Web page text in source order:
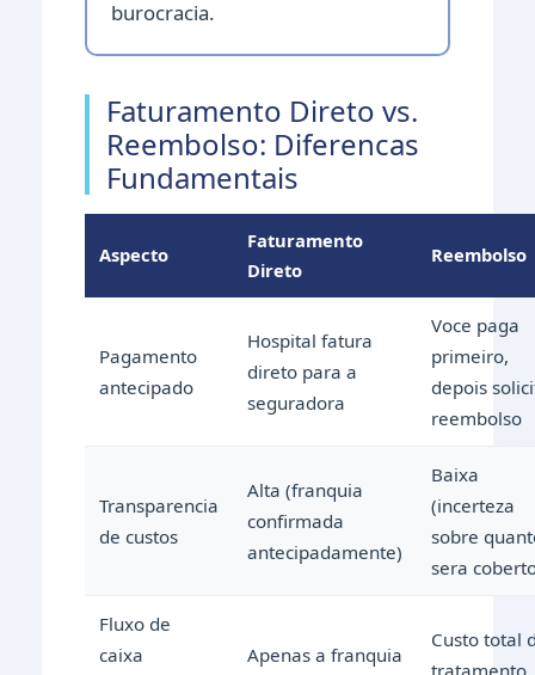
burocracia.
Faturamento Direto vs.
Reembolso: Diferencas
Fundamentais
Aspecto
Faturamento
Direto
Reembolso
Pagamento
antecipado
Hospital fatura
direto para a
seguradora
Voce paga
primeiro,
depois
reembolso
Transparencia
de custos
Alta (franquia
confirmada
antecipadamente)
Baixa
(incerteza
sobre
sera
Fluxo de
caixa
Apenas a franquia
Custo total
tratamento